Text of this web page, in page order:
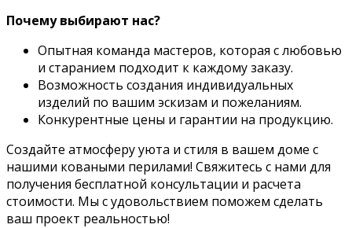
Почему выбирают нас?
Опытная команда мастеров, которая с любовью
и старанием подходит к каждому заказу.
Возможность создания индивидуальных
изделий по вашим эскизам и пожеланиям.
Конкурентные цены и гарантии на продукцию.
Создайте атмосферу уюта и стиля в вашем доме с
нашими коваными перилами! Свяжитесь с нами для
получения бесплатной консультации и расчета
стоимости. Мы с удовольствием поможем сделать
ваш проект реальностью!